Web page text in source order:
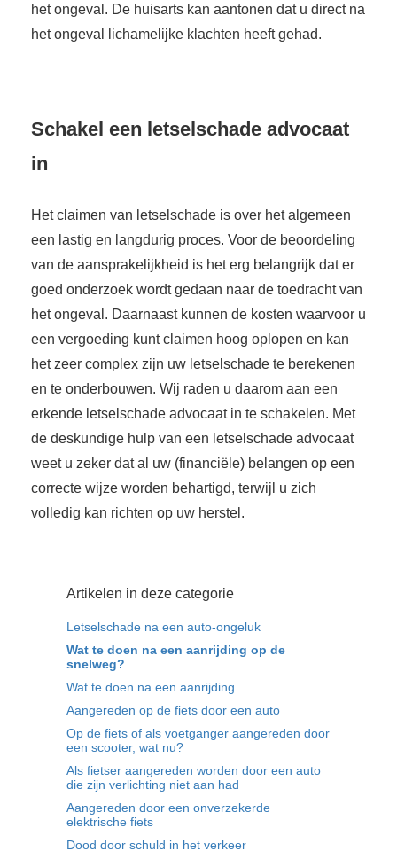
het ongeval. De huisarts kan aantonen dat u direct na
het ongeval lichamelijke klachten heeft gehad.
Schakel een letselschade advocaat
in
Het claimen van letselschade is over het algemeen
een lastig en langdurig proces. Voor de beoordeling
van de aansprakelijkheid is het erg belangrijk dat er
goed onderzoek wordt gedaan naar de toedracht van
het ongeval. Daarnaast kunnen de kosten waarvoor u
een vergoeding kunt claimen hoog oplopen en kan
het zeer complex zijn uw letselschade te berekenen
en te onderbouwen. Wij raden u daarom aan een
erkende letselschade advocaat in te schakelen. Met
de deskundige hulp van een letselschade advocaat
weet u zeker dat al uw (financiële) belangen op een
correcte wijze worden behartigd, terwijl u zich
volledig kan richten op uw herstel.
Artikelen in deze categorie
Letselschade na een auto-ongeluk
Wat te doen na een aanrijding op de
snelweg?
Wat te doen na een aanrijding
Aangereden op de fiets door een auto
Op de fiets of als voetganger aangereden door
een scooter, wat nu?
Als fietser aangereden worden door een auto
die zijn verlichting niet aan had
Aangereden door een onverzekerde
elektrische fiets
Dood door schuld in het verkeer